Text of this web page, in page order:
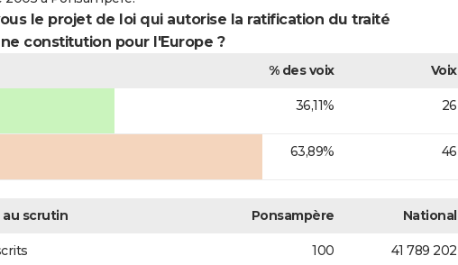
le projet de loi qui autorise la ratification du traité
constitution pour l'Europe ?
% des voix
Voix
36,11% 26
63,89% 46
scrutin Ponsampère National
100 41 789 202